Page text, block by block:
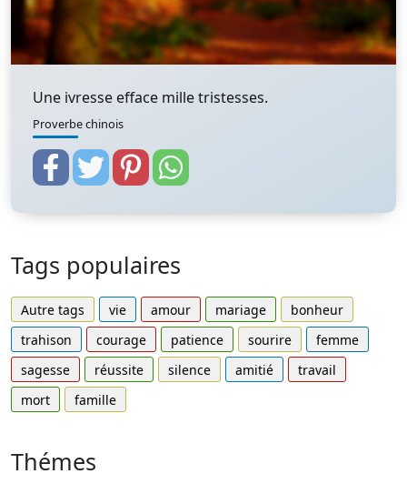
Une ivresse efface mille tristesses.
Proverbe chinois
Tags populaires
Autre tags vie amour mariage
bonheur
trahison
courage patience sourire
femme
sagesse
réussite silence amitié
travail
mort
famille
Thémes